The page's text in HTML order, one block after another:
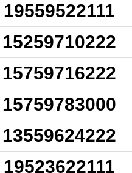
19559522111
15259710222
15759716222
15759783000
13559624222
19523622111